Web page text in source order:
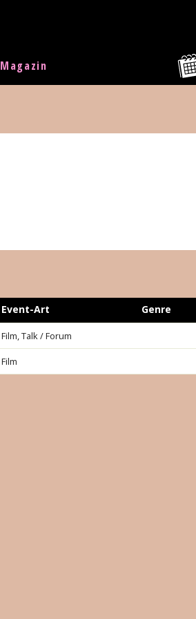
Magazin
Event-Art Genre
Film, Talk / Forum
Film